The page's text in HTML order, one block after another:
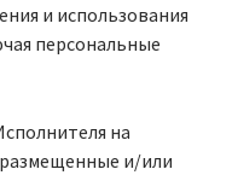
и использования
персональные
на
и/или